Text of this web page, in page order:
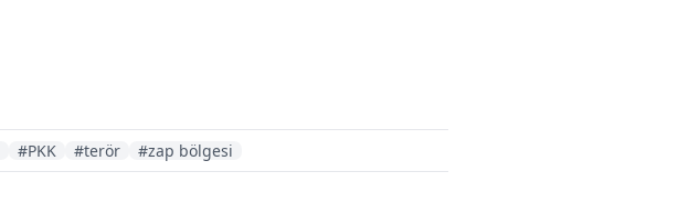
#PKK #terör #zap bölgesi